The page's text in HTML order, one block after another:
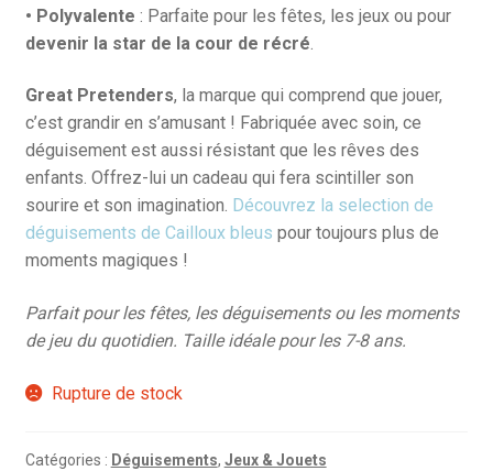
• Polyvalente : Parfaite pour les fêtes, les jeux ou pour
devenir la star de la cour de récré
Great Pretenders, la marque qui comprend que jouer,
c’est grandir en s’amusant ! Fabriquée avec soin, ce
déguisement est aussi résistant que les rêves des
enfants. Offrez-lui un cadeau qui fera scintiller son
sourire et son imagination. Découvrez la selection de
déguisements de Cailloux bleus pour toujours plus de
moments magiques !
Parfait pour les fêtes, les déguisements ou les moments
de jeu du quotidien. Taille idéale pour les 7-8 ans.
Rupture de stock
Catégories : Déguisements, Jeux & Jouets